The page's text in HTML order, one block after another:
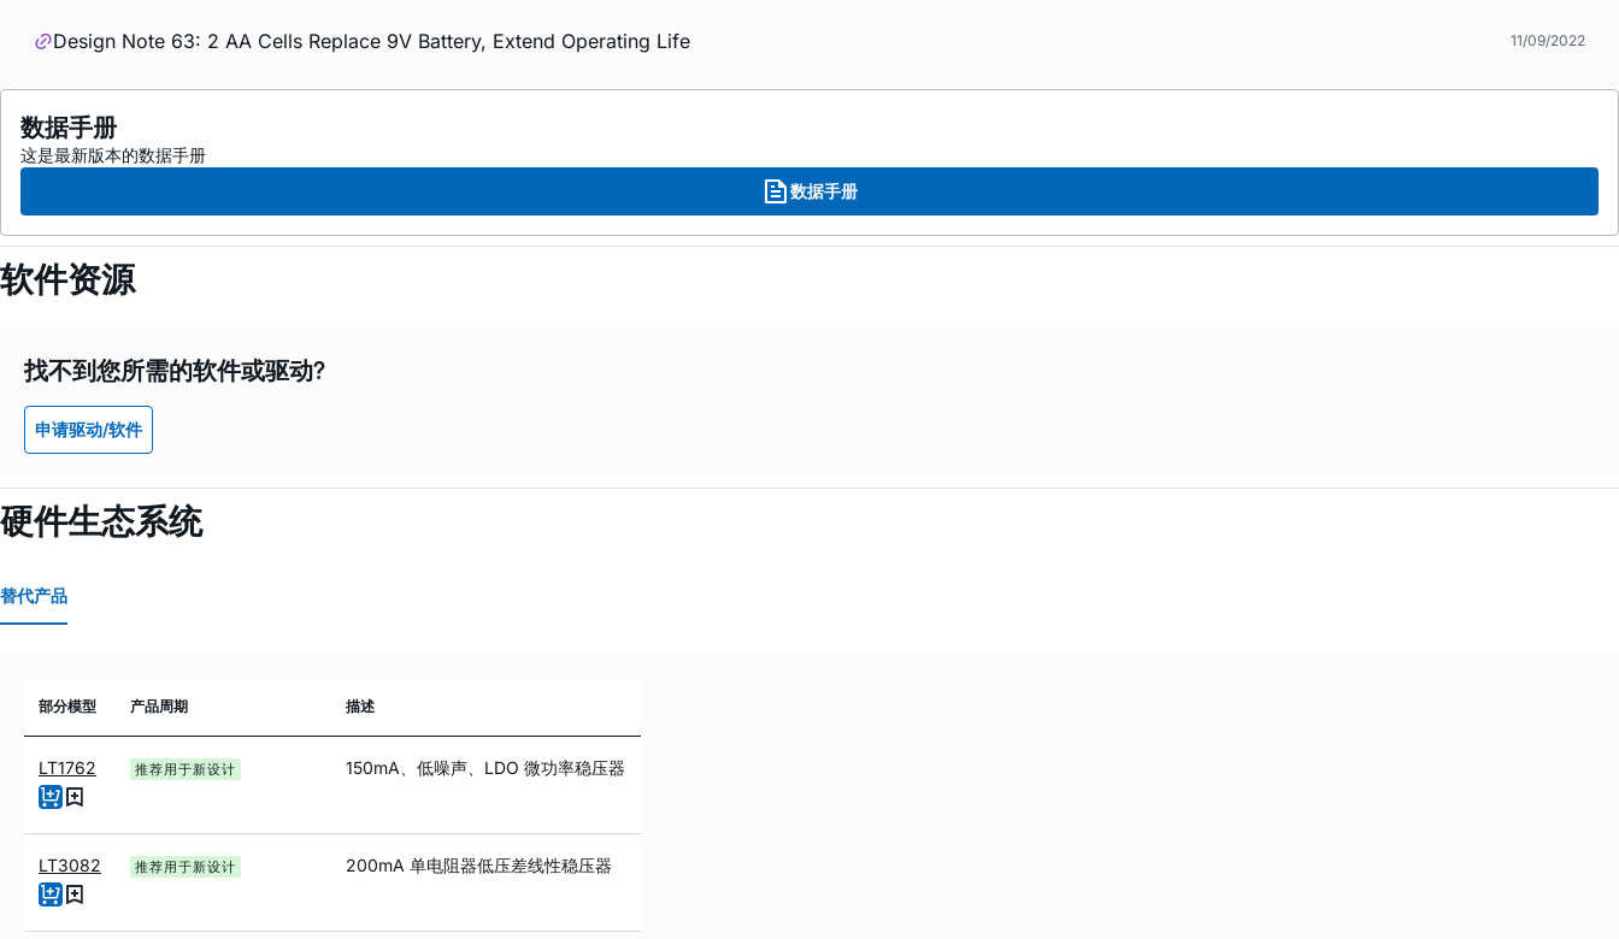
Design Note 63: 2 AA Cells Replace 9V Battery, Extend Operating Life 11/09/2022
数据手册
这是最新版本的数据手册
数据手册
软件资源
找不到您所需的软件或驱动?
申请驱动/软件
硬件生态系统
替代产品
部分模型 产品周期 描述
LT1762 推荐用于新设计 150mA、低噪声、LDO 微功率稳压器
LT3082 推荐用于新设计 200mA 单电阻器低压差线性稳压器